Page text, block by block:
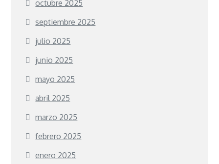
octubre 2025
septiembre 2025
julio 2025
junio 2025
mayo 2025
abril 2025
marzo 2025
febrero 2025
enero 2025